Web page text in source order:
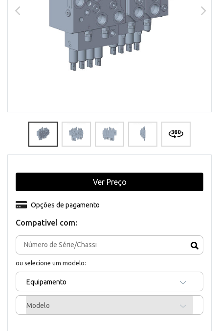
Compativel com:
ou selecione um modelo:
Equipamento
Modelo
Opções de pagamento
Ver Preço